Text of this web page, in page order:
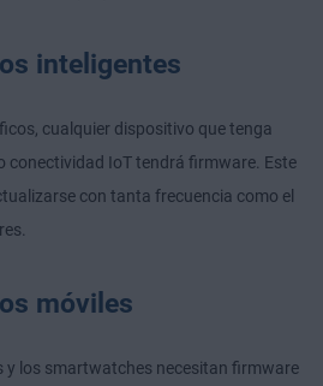
inteligentes
cualquier dispositivo que tenga
conectividad IoT tendrá firmware. Este
con tanta frecuencia como el
móviles
y los smartwatches necesitan firmware